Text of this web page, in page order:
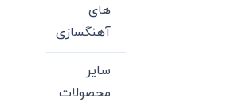
های
آهنگسازی
سایر
محصولات